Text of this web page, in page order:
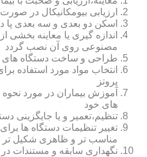
ارزیابی بیومکانیکال در صورت
اسکن دو بعدی و سه بعدی پا
اندازه گیری یا معاینه بخشی
مصنوعی روی آن نصب گردد
طراحی و ساخت دستگاه های
انتخاب مواد مورد استفاده
پروتز
آموزش بیماران در مورد
های خود
تنظیم،تعمیر و یا جایگزینی
تغییر تنظیمات دستگاه ها
مناسب تر و ظاهری شکیل تر
نگهداری سابقه و مستندات در